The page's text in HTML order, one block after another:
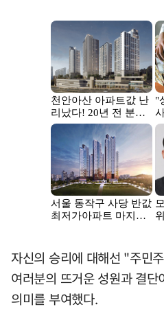
자신의 승리에 대해선 "주민
여러분의 뜨거운 성원과 결
의미를 부여했다.